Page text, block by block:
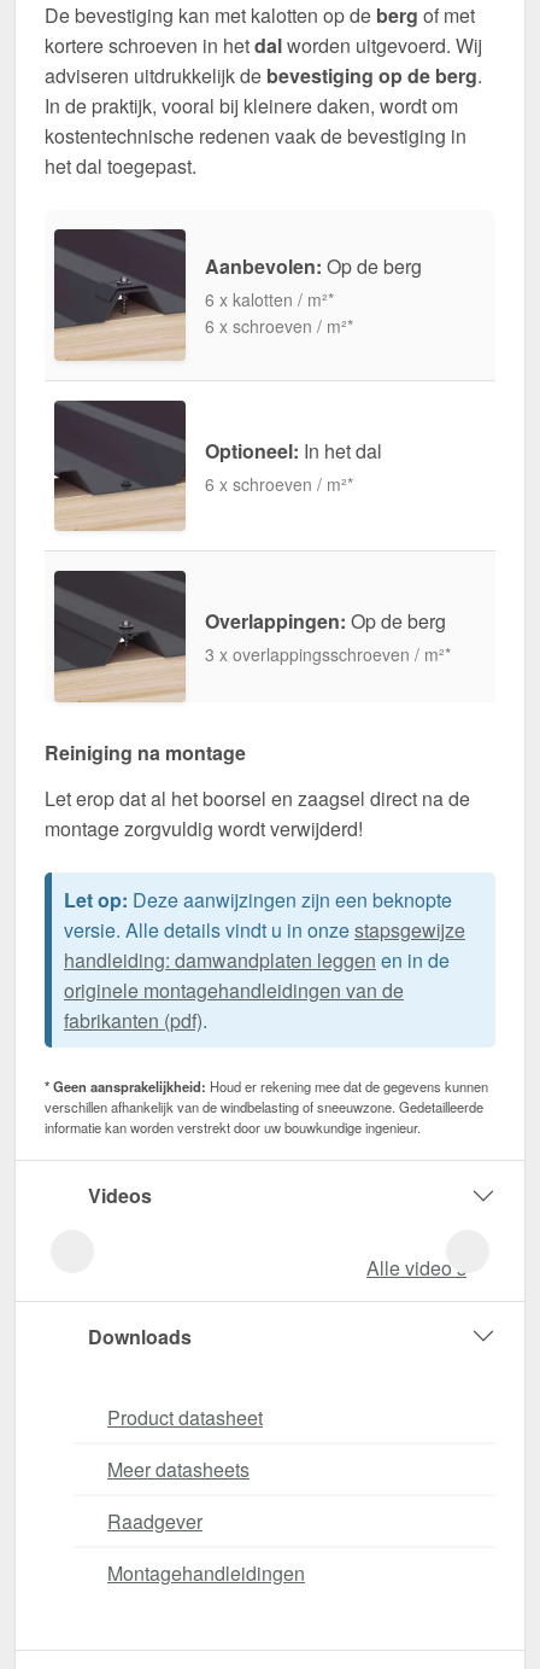
De bevestiging kan met kalotten op de berg of met
kortere schroeven in hetdalworden uitgevoerd. Wij
adviseren uitdrukkelijk de bevestiging op de berg.
In de praktijk, vooral bij kleinere daken, wordt om
kostentechnische redenen vaak de bevestiging in
het dal toegepast.
Aanbevolen: Op de berg
6 x kalotten / m²*
6 x schroeven / m²*
Optioneel: In het dal
6 x schroeven / m²*
Overlappingen: Op de berg
3 x overlappingsschroeven / m²*
Reiniging na montage
Let erop dat al het boorsel en zaagsel direct na de
montage zorgvuldig wordt verwijderd!
Let op: Deze aanwijzingen zijn een beknopte
versie. Alle details vindt u in onzestapsgewijze
handleiding: damwandplaten leggen en in de
originele montagehandleidingen van de
fabrikanten (pdf).
* Geen aansprakelijkheid: Houd er rekening mee dat de gegevens kunnen
verschillen afhankelijk van de windbelasting of sneeuwzone. Gedetailleerde
informatie kan worden verstrekt door uw bouwkundige ingenieur.
Videos
Alle video‘s
Downloads
Product datasheet
Meer datasheets
Raadgever
Montagehandleidingen